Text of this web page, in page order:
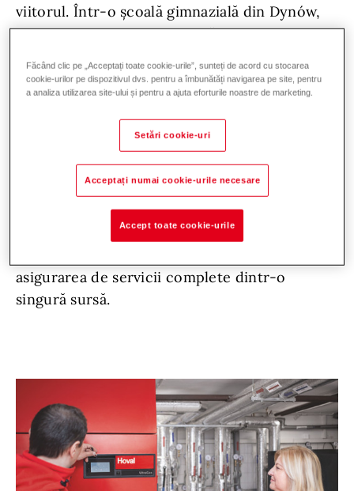
viitorul. Într-o școală gimnazială din Dynów,
Polonia, acest lucru se aplică și pentru
clădirea, care găzduiește zilnic aproximativ
300 de studenți, a beneficiat de renovarea
sistemului de încălzire. Cu facilități la fața
locului, incluzând 12 săli de clasă, 2 săli pentru
computere, o cantină, o bibliotecă și o sală de
sport, acesta a fost un proiect abordat cu cea
mai mare responsabilitate. Hoval a câștigat
licitația cu cel mai recent cazan în
asigurarea de servicii complete dintr-o
singură sursă.
Făcând clic pe „Acceptați toate cookie-urile”, sunteți de acord cu stocarea
cookie-urilor pe dispozitivul dvs. pentru a îmbunătăți navigarea pe site, pentru
a analiza utilizarea site-ului și pentru a ajuta eforturile noastre de marketing.
Setări cookie-uri
Acceptați numai cookie-urile necesare
Accept toate cookie-urile